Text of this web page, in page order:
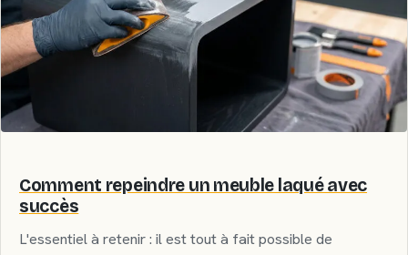
Comment repeindre un meuble laqué avec
succès
L'essentiel à retenir : il est tout à fait possible de